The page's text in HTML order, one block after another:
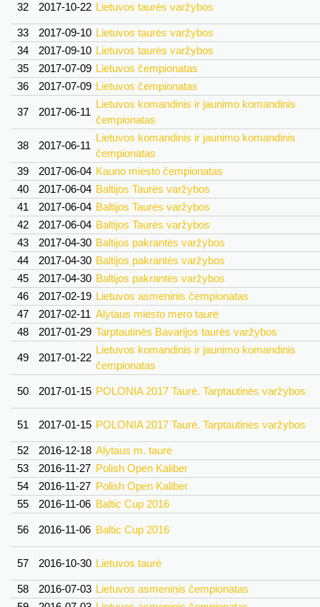
32 2017-10-22 Lietuvos taurės varžybos
33 2017-09-10 Lietuvos taurės varžybos
34
2017-09-10 Lietuvos taurės varžybos
35
2017-07-09 Lietuvos čempionatas
36
2017-07-09 Lietuvos čempionatas
37 2017-06-11
Lietuvos komandinis ir jaunimo komandinis
čempionatas
38 2017-06-11
Lietuvos komandinis ir jaunimo komandinis
čempionatas
39
2017-06-04 Kauno miesto čempionatas
40
2017-06-04 Baltijos Taurės varžybos
41
2017-06-04 Baltijos Taurės varžybos
42
2017-06-04 Baltijos Taurės varžybos
43
2017-04-30 Baltijos pakrantės varžybos
44
2017-04-30 Baltijos pakrantės varžybos
45
2017-04-30 Baltijos pakrantės varžybos
46
2017-02-19 Lietuvos asmeninis čempionatas
47
2017-02-11 Alytaus miesto mero taurė
48
2017-01-29 Tarptautinės Bavarijos taurės varžybos
49 2017-01-22
Lietuvos komandinis ir jaunimo komandinis
čempionatas
50 2017-01-15 POLONIA 2017 Taurė. Tarptautinės varžybos
51 2017-01-15 POLONIA 2017 Taurė. Tarptautinės varžybos
52 2016-12-18 Alytaus m. taurė
53
2016-11-27 Polish Open Kaliber
54
2016-11-27 Polish Open Kaliber
55
2016-11-06 Baltic Cup 2016
56 2016-11-06 Baltic Cup 2016
57 2016-10-30 Lietuvos taurė
58 2016-07-03 Lietuvos asmeninis čempionatas